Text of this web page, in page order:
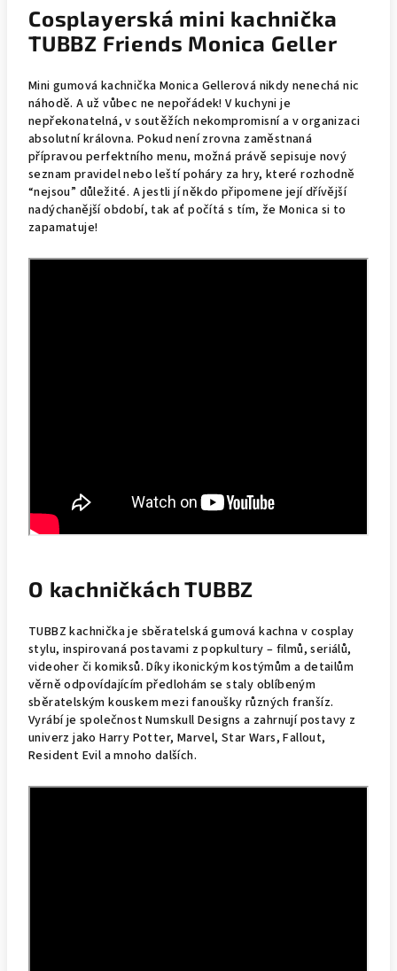
Cosplayerská mini kachnička
TUBBZ Friends Monica Geller
Mini gumová kachnička Monica Gellerová nikdy nenechá nic
náhodě. A už vůbec ne nepořádek! V kuchyni je
nepřekonatelná, v soutěžích nekompromisní a v organizaci
absolutní královna. Pokud není zrovna zaměstnaná
přípravou perfektního menu, možná právě sepisuje nový
seznam pravidel nebo leští poháry za hry, které rozhodně
“nejsou” důležité. A jestli jí někdo připomene její dřívější
nadýchanější období, tak ať počítá s tím, že Monica si to
zapamatuje!
O kachničkách TUBBZ
TUBBZ kachnička je sběratelská gumová kachna v cosplay
stylu, inspirovaná postavami z popkultury – filmů, seriálů,
videoher či komiksů. Díky ikonickým kostýmům a detailům
věrně odpovídajícím předlohám se staly oblíbeným
sběratelským kouskem mezi fanoušky různých franšíz.
Vyrábí je společnost Numskull Designs a zahrnují postavy z
univerz jako Harry Potter, Marvel, Star Wars, Fallout,
Resident Evil a mnoho dalších.